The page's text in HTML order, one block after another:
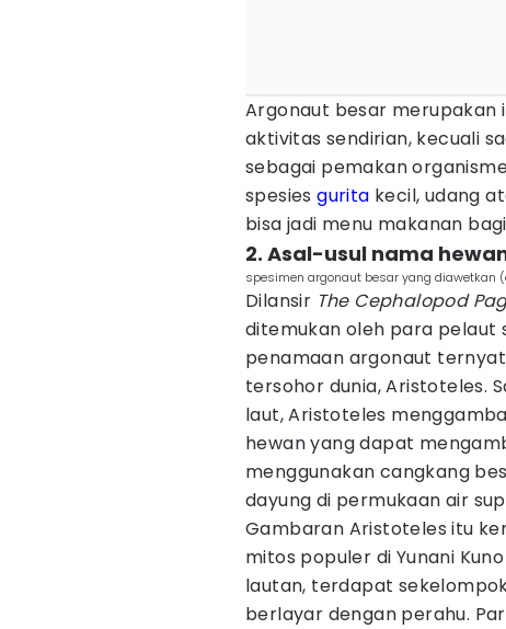
Argonaut besar merupakan
aktivitas sendirian, kecuali
sebagai pemakan
spesiesgurita kecil, udang
bisa jadi menu makanan
2. Asal-usul nama
spesimen argonaut besar yang diawetkan
Dilansir The Cephalopod
ditemukan oleh para pelaut
penamaan argonaut
tersohor dunia, Aristoteles.
laut, Aristoteles
hewan yang dapat
menggunakan cangkang
dayung di permukaan air
Gambaran Aristoteles itu
mitos populer di Yunani
lautan, terdapat
berlayar dengan perahu.